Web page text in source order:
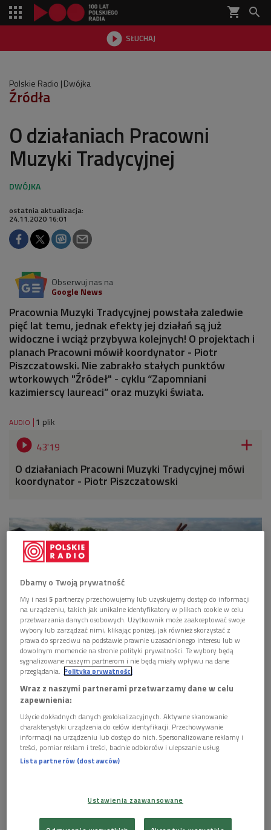
shopping_cart 
 SŁUCHAJ

Polskie Radio Dwójka
Źródła
O działaniach Pracowni
Muzyki Tradycyjnej
ostatnia aktualizacja:
24.11.2020 16:01
Obserwuj nas na
Google News
Pracownia Muzyki Tradycyjnej powstała zaledwie
pięć lat temu, jednak efekty jej działań są już
widoczne i wciąż przybywa kolejnych! O projektach i
planach Pracowni mówił koordynator - Piotr
Piszczatowski. Nie zabrakło stałych punktów
wtorkowych "Źródeł" - cyklu “Zapomniani
kazimierscy laureaci” oraz muzyki świata.
AUDIO 1 plik
 43'19 
O działaniach Pracowni Muzyki Tradycyjnej mówi
koordynator - Piotr Piszczatowski
Marcin Drabik i Paula Kinaszewska grają dla Józefa Kędzierskiego
Foto: Piotr
Baczewski/Muzyka Zakorzeniona
Ideą Pracowni Muzyki Tradycyjnej, założonej pięć lat temu
przy IMiT, jest działanie na rzecz zachowania, przekazu i
uczeń" czy sieciowanie badaczy, artystów czy animatorów
kultury związanych z ruchem tradycyjnym w Polsce.
Dbamy o Twoją prywatność
My i nasi5 partnerzy przechowujemy lub uzyskujemy dostęp do informacji
na urządzeniu, takich jak unikalne identyfikatory w plikach cookie w celu
przetwarzania danych osobowych. Użytkownik może zaakceptować swoje
wybory lub zarządzać nimi, klikając poniżej, jak również skorzystać z
prawa do sprzeciwu na podstawie prawnie uzasadnionego interesu lub w
dowolnym momencie na stronie polityki prywatności. Te wybory będą
sygnalizowane naszym partnerom i nie będą miały wpływu na dane
przeglądania. Polityka prywatności
Wraz z naszymi partnerami przetwarzamy dane w celu
zapewnienia:
Użycie dokładnych danych geolokalizacyjnych. Aktywne skanowanie
charakterystyki urządzenia do celów identyfikacji. Przechowywanie
informacji na urządzeniu lub dostęp do nich. Spersonalizowane reklamy i
treści, pomiar reklam i treści, badnie odbiorców i ulepszanie usług.
Lista partnerów (dostawców)
Ustawienia zaawansowane